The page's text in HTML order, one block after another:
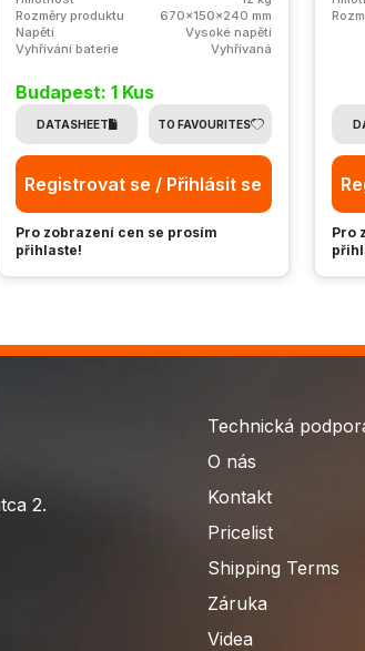
Rozměry produktu
670x150x240 mm
Napětí
Vysoké napětí
Vyhřívání baterie
Vyhřívaná
Budapest: 1 Kus
DATASHEET TO FAVOURITES
Registrovat se / Přihlásit se
Pro zobrazení cen se prosím
přihlaste!
Pro
2.
Technická
O nás
Kontakt
Pricelist
Shipping Terms
Záruka
Videa